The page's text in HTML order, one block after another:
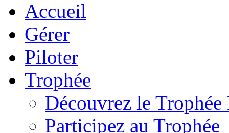
Gérer
Piloter
Trophée
Découvrez le
Participez au Trophée